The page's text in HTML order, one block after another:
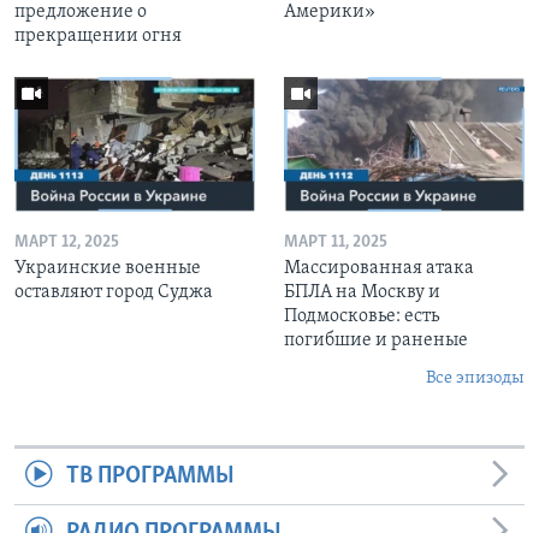
предложение о
прекращении огня
Америки»
МАРТ 12, 2025
Украинские военные
оставляют город Суджа
МАРТ 11, 2025
Массированная атака
БПЛА на Москву и
Подмосковье: есть
погибшие и раненые
Все эпизоды
ТВ ПРОГРАММЫ